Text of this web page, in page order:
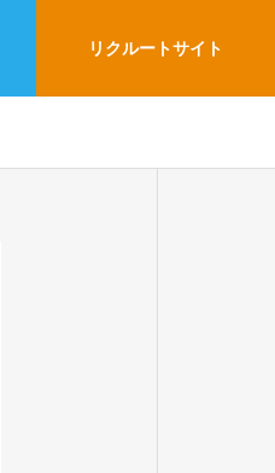
リクルートサイト